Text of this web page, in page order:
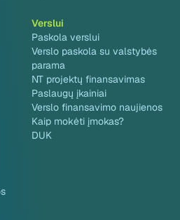
Verslui
Paskola verslui
Verslo paskola su valstybės
parama
NT projektų finansavimas
Paslaugų įkainiai
Verslo finansavimo naujienos
Kaip mokėti įmokas?
DUK